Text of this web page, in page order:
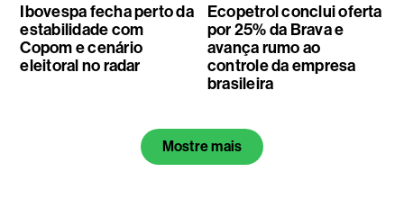
Ibovespa fecha perto da
estabilidade com
Copom e cenário
eleitoral no radar
Ecopetrol conclui oferta
por 25% da Brava e
avança rumo ao
controle da empresa
brasileira
Mostre mais